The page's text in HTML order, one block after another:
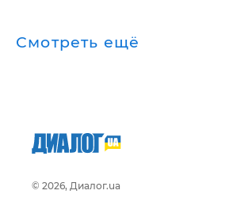
Смотреть ещё
© 2026, Диалог.ua